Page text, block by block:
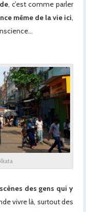
, c’est comme parler
même de la vie ici,
des gens qui y
vivre là, surtout des